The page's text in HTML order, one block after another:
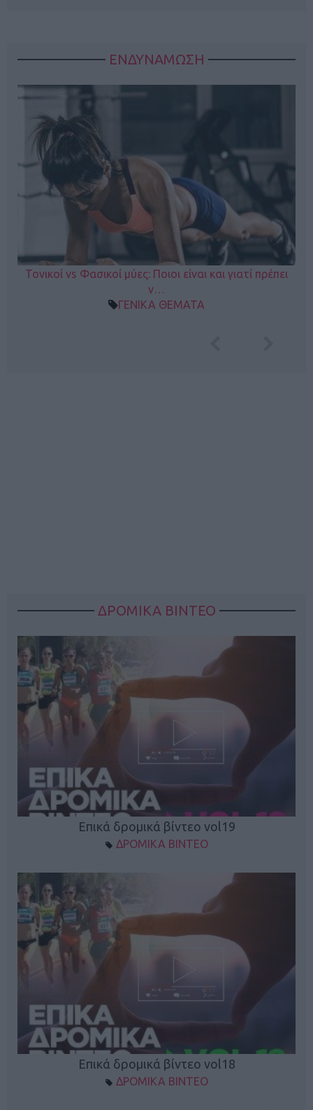
ΕΝΔΥΝΑΜΩΣΗ
Τονικοί vs Φασικοί μύες: Ποιοι είναι και γιατί πρέπει
ν…
ΓΕΝΙΚΑ ΘΕΜΑΤΑ
ΔΡΟΜΙΚΑ ΒΙΝΤΕΟ
Επικά δρομικά βίντεο vol19
ΔΡΟΜΙΚΑ ΒΙΝΤΕΟ
Επικά δρομικά βίντεο vol18
ΔΡΟΜΙΚΑ ΒΙΝΤΕΟ